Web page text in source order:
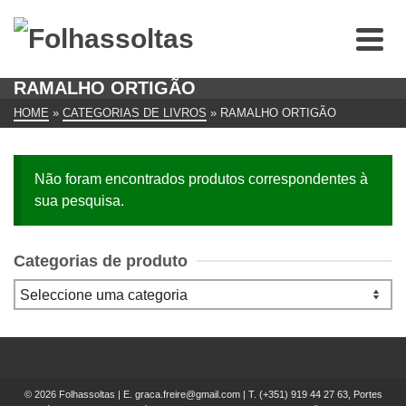
RAMALHO ORTIGÃO
HOME » CATEGORIAS DE LIVROS » RAMALHO ORTIGÃO
Não foram encontrados produtos correspondentes à
sua pesquisa.
Categorias de produto
© 2026 Folhassoltas | E. graca.freire@gmail.com| T. (+351) 919 44 27 63, Portes